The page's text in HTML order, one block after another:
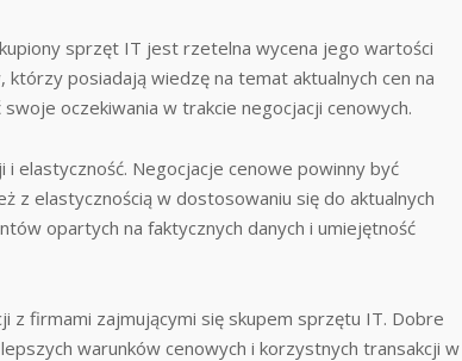
sprzęt IT jest rzetelna wycena jego wartości
posiadają wiedzę na temat aktualnych cen na
oczekiwania w trakcie negocjacji cenowych.
elastyczność. Negocjacje cenowe powinny być
z elastycznością w dostosowaniu się do aktualnych
opartych na faktycznych danych i umiejętność
z firmami zajmującymi się skupem sprzętu IT. Dobre
warunków cenowych i korzystnych transakcji w